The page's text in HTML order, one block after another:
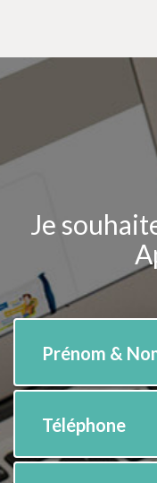
Je
Prénom &
Téléphone